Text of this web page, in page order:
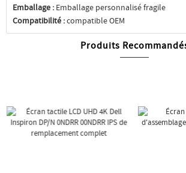
Emballage : Emballage personnalisé fragile
Compatibilité :compatible OEM
Produits